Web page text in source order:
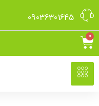
09036301645
0